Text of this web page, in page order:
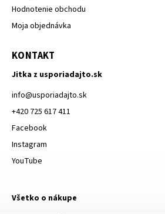
Hodnotenie obchodu
Moja objednávka
KONTAKT
Jitka z usporiadajto.sk
info@usporiadajto.sk
+420 725 617 411
Facebook
Instagram
YouTube
Všetko o nákupe